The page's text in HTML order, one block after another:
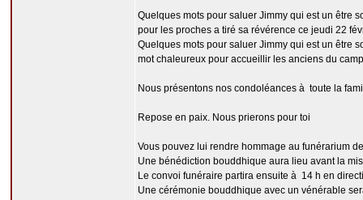
Quelques mots pour saluer Jimmy qui est un être
pour les proches a tiré sa révérence ce jeudi 22
Quelques mots pour saluer Jimmy qui est un être
mot chaleureux pour accueillir les anciens du
Nous présentons nos condoléances à toute la
Repose en paix. Nous prierons pour toi
Vous pouvez lui rendre hommage au funérarium
Une bénédiction bouddhique aura lieu avant la
Le convoi funéraire partira ensuite à 14 h en
Une cérémonie bouddhique avec un vénérable